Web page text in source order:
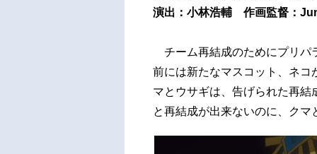
演出：小林浩輔 作画監督：
チーム再結成のためにプリパ
前には新たなマスコット、ネコ
マとウサギは、告げられた再
と再結成が出来ないのに、ク